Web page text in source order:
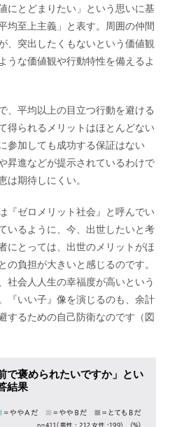
にとどまりたい」という思いに基
均至上主義」と表す。周囲の仲間
、突出したくもないという価値観
うな価値観や行動特性を備えるよ
、平均以上の目立つ行動を避ける
得られるメリットはほとんどない
参加しても成功する保証はない
昇進などが提示されているわけで
は期待しにくい。
『ゼロメリット社会』と呼んでい
いるように、今、出世したいと考
にとっては、出世のメリットがほ
の負担が大きいと感じるのです。
社会人人生の幸福度が高いという
『いい子』像を演じるのも、余計
するための自己防衛なのです（図
で褒められたいですか」とい
結果